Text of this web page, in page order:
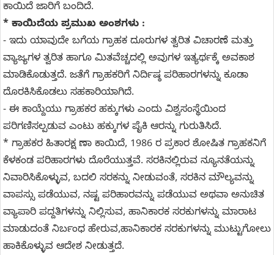
ಕಾಯಿದೆ ಜಾರಿಗೆ ಬಂದಿದೆ.
* ಕಾಯಿದೆಯ ಪ್ರಮುಖ ಅಂಶಗಳು :
- ಇದು ಯಾವುದೇ ಬಗೆಯ ಗ್ರಾಹಕ ದೂರುಗಳ ತ್ವರಿತ ವಿಚಾರಣೆ ಮತ್ತು
ವ್ಯಾಜ್ಯಗಳ ತ್ವರಿತ ಹಾಗೂ ಮಿತವೆಚ್ಚದಲ್ಲಿ ಅವುಗಳ ಇತ್ಯರ್ಥಕ್ಕೆ ಅವಕಾಶ
ಮಾಡಿಕೊಡುತ್ತದೆ. ಜತೆಗೆ ಗ್ರಾಹಕರಿಗೆ ನಿರ್ದಿಷ್ಠ ಪರಿಹಾರಗಳನ್ನು ಕೂಡಾ
ದೊರಕಿಸಿಕೊಡಲು ಸಹಕಾರಿಯಾಗಿದೆ.
- ಈ ಕಾಯ್ದೆಯು ಗ್ರಾಹಕರ ಹಕ್ಕುಗಳು ಎಂದು ವಿಶ್ವಸಂಸ್ಥೆಯಿಂದ
ಪರಿಗಣಿಸಲ್ಪಡುವ ಎಂಟು ಹಕ್ಕುಗಳ ಪೈಕಿ ಆರನ್ನು ಗುರುತಿಸಿದೆ.
* ಗ್ರಾಹಕರ ಹಿತಾರಕ್ಷ ಣಾ ಕಾಯಿದೆ, 1986 ರ ಪ್ರಕಾರ ಶೋಷಿತ ಗ್ರಾಹಕನಿಗೆ
ಕೆಳಕಂಡ ಪರಿಹಾರಗಳು ದೊರೆಯುತ್ತವೆ. ಸರಕಿನಲ್ಲಿರುವ ನ್ಯೂನತೆಯನ್ನು
ನಿವಾರಿಸಿಕೊಳ್ಳುವ, ಬದಲಿ ಸರಕನ್ನು ನೀಡುವಂತೆ, ಸರಕಿನ ಮೌಲ್ಯವನ್ನು
ವಾಪಸ್ಸು ಪಡೆಯುವ, ನಷ್ಟ ಪರಿಹಾರವನ್ನು ಪಡೆಯುವ ಅಥವಾ ಅನುಚಿತ
ವ್ಯಾಪಾರಿ ಪದ್ದತಿಗಳನ್ನು ನಿಲ್ಲಿಸುವ, ಹಾನಿಕಾರಕ ಸರಕುಗಳನ್ನು ಮಾರಾಟ
ಮಾಡುದಂತೆ ನಿರ್ಬಂಧ ಹೇರುವ,ಹಾನಿಕಾರಕ ಸರಕುಗಳನ್ನು ಮುಟ್ಟುಗೋಲು
ಹಾಕಿಕೊಳ್ಳುವ ಆದೇಶ ನೀಡುತ್ತದೆ.